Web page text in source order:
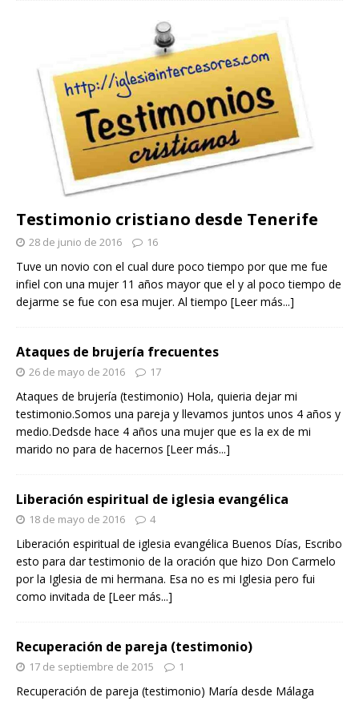
Testimonio cristiano desde Tenerife
28 de junio de 2016 16
Tuve un novio con el cual dure poco tiempo por que me fue
infiel con una mujer 11 años mayor que el y al poco tiempo de
dejarme se fue con esa mujer. Al tiempo [Leer más...]
Ataques de brujería frecuentes
26 de mayo de 2016 17
Ataques de brujería (testimonio) Hola, quieria dejar mi
testimonio.Somos una pareja y llevamos juntos unos 4 años y
medio.Dedsde hace 4 años una mujer que es la ex de mi
marido no para de hacernos [Leer más...]
Liberación espiritual de iglesia evangélica
18 de mayo de 2016 4
Liberación espiritual de iglesia evangélica Buenos Días, Escribo
esto para dar testimonio de la oración que hizo Don Carmelo
por la Iglesia de mi hermana. Esa no es mi Iglesia pero fui
como invitada de [Leer más...]
Recuperación de pareja (testimonio)
17 de septiembre de 2015 1
Recuperación de pareja (testimonio) María desde Málaga